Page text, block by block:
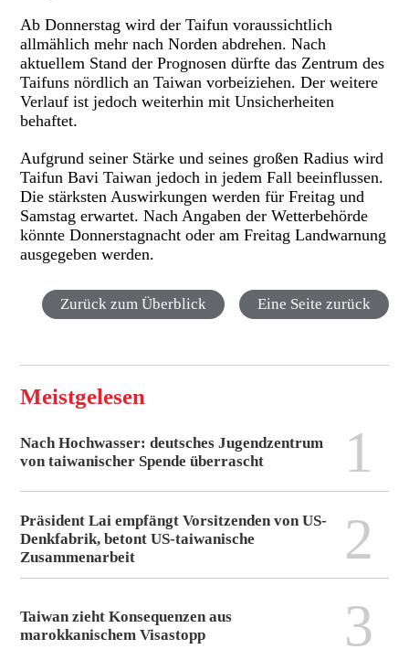
Ab Donnerstag wird der Taifun voraussichtlich
allmählich mehr nach Norden abdrehen. Nach
aktuellem Stand der Prognosen dürfte das Zentrum des
Taifuns nördlich an Taiwan vorbeiziehen. Der weitere
Verlauf ist jedoch weiterhin mit Unsicherheiten
behaftet.
Aufgrund seiner Stärke und seines großen Radius wird
Taifun Bavi Taiwan jedoch in jedem Fall beeinflussen.
Die stärksten Auswirkungen werden für Freitag und
Samstag erwartet. Nach Angaben der Wetterbehörde
könnte Donnerstagnacht oder am Freitag Landwarnung
ausgegeben werden.
Zurück zum Überblick Eine Seite zurück
Meistgelesen
Nach Hochwasser: deutsches Jugendzentrum
von taiwanischer Spende überrascht
1
Präsident Lai empfängt Vorsitzenden von US-
Denkfabrik, betont US-taiwanische
Zusammenarbeit
2
Taiwan zieht Konsequenzen aus
marokkanischem Visastopp
3